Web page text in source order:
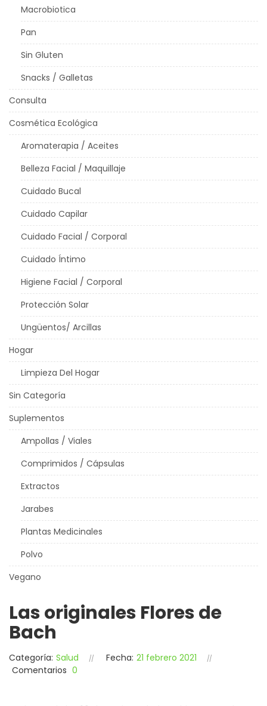
Macrobiotica
Pan
Sin Gluten
Snacks / Galletas
Consulta
Cosmética Ecológica
Aromaterapia / Aceites
Belleza Facial / Maquillaje
Cuidado Bucal
Cuidado Capilar
Cuidado Facial / Corporal
Cuidado Íntimo
Higiene Facial / Corporal
Protección Solar
Ungüentos/ Arcillas
Hogar
Limpieza Del Hogar
Sin Categoría
Suplementos
Ampollas / Viales
Comprimidos / Cápsulas
Extractos
Jarabes
Plantas Medicinales
Polvo
Vegano
Las originales Flores de
Bach
Categoría: Salud Fecha: 21 febrero 2021
Comentarios 0